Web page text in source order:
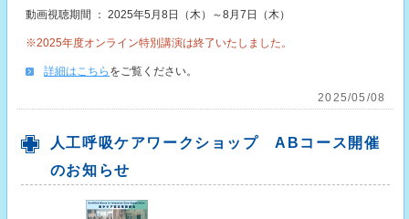
動画視聴期間 ： 2025年5月8日（木）～8月7日（木）
※2025年度オンライン特別講演は終了いたしました。
詳細はこちら をご覧ください。
2025/05/08
人工呼吸ケアワークショップ ABコース開催
のお知らせ